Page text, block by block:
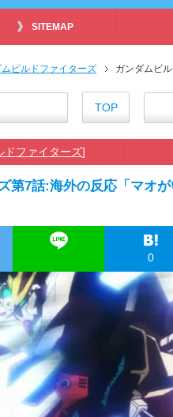
『
外
海
海
『
舌
舌
す
【
海
正
ま
ま
ハ
【
SITEMAP
ムビルドファイターズ ガンダムビ
TOP
ドファイターズ]
第7話:海外の反応「マオ
0